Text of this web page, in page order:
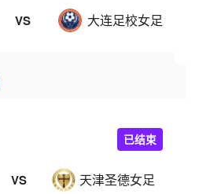
VS 大连足校女足
VS 天津圣德女足
已结束